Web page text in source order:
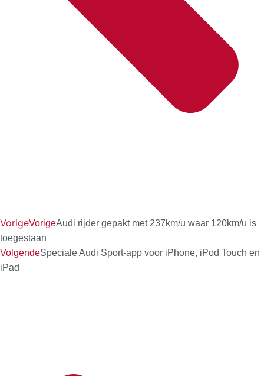
VorigeVorigeAudi rijder gepakt met 237km/u waar 120km/u is
toegestaan
VolgendeSpeciale Audi Sport-app voor iPhone, iPod Touch en
iPad